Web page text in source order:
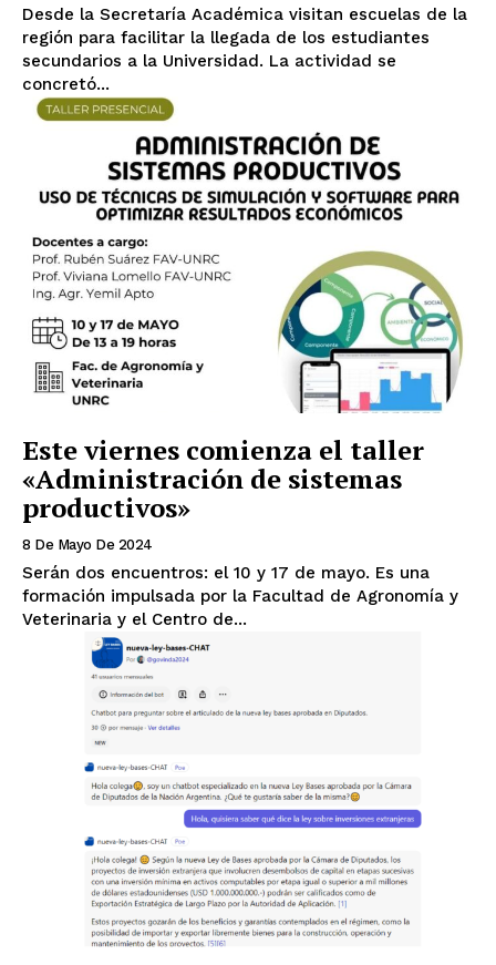
Desde la Secretaría Académica visitan escuelas de la
región para facilitar la llegada de los estudiantes
secundarios a la Universidad. La actividad se
concretó...
Este viernes comienza el taller
«Administración de sistemas
productivos»
8 De Mayo De 2024
Serán dos encuentros: el 10 y 17 de mayo. Es una
formación impulsada por la Facultad de Agronomía y
Veterinaria y el Centro de...